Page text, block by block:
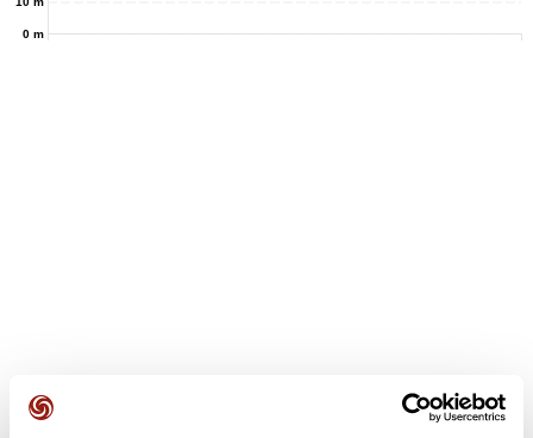
0 m
Avis des utilisateurs